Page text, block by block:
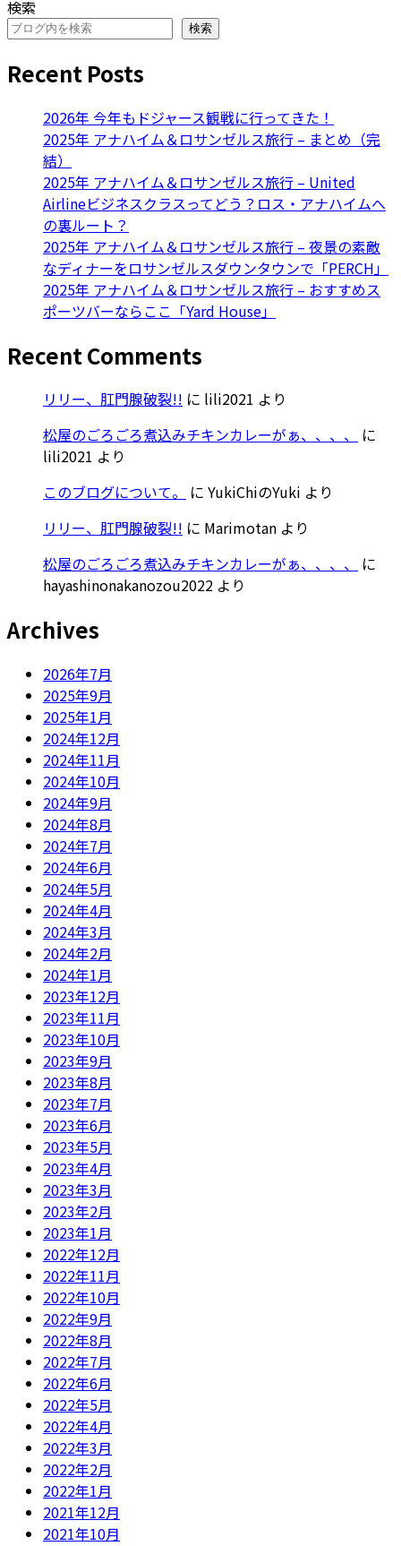
検索
検索
Recent Posts
2026年 今年もドジャース観戦に行ってきた！
2025年 アナハイム＆ロサンゼルス旅行 – まとめ（完
結）
2025年 アナハイム＆ロサンゼルス旅行 – United
Airlineビジネスクラスってどう？ロス・アナハイムへ
の裏ルート？
2025年 アナハイム＆ロサンゼルス旅行 – 夜景の素敵
なディナーをロサンゼルスダウンタウンで「PERCH」
2025年 アナハイム＆ロサンゼルス旅行 – おすすめス
ポーツバーならここ「Yard House」
Recent Comments
リリー、肛門腺破裂!! に lili2021 より
松屋のごろごろ煮込みチキンカレーがぁ、、、、
に
lili2021 より
このブログについて。
に YukiChiのYuki より
リリー、肛門腺破裂!! に Marimotan より
松屋のごろごろ煮込みチキンカレーがぁ、、、、
に
hayashinonakanozou2022 より
Archives
2026年7月
2025年9月
2025年1月
2024年12月
2024年11月
2024年10月
2024年9月
2024年8月
2024年7月
2024年6月
2024年5月
2024年4月
2024年3月
2024年2月
2024年1月
2023年12月
2023年11月
2023年10月
2023年9月
2023年8月
2023年7月
2023年6月
2023年5月
2023年4月
2023年3月
2023年2月
2023年1月
2022年12月
2022年11月
2022年10月
2022年9月
2022年8月
2022年7月
2022年6月
2022年5月
2022年4月
2022年3月
2022年2月
2022年1月
2021年12月
2021年10月